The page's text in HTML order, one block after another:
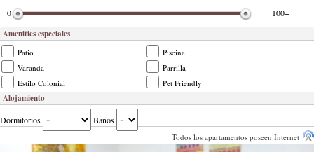
0
100+
Amenities especiales
Patio
Varanda
Estilo Colonial
Piscina
Parrilla
Pet Friendly
Alojamiento
Dormitorios
Baños
Todos los apartamentos poseen Internet